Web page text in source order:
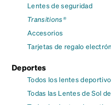
Lentes de seguridad
Transitions®
Accesorios
Tarjetas de regalo
Deportes
Todos los lentes
Todas las Lentes de Sol